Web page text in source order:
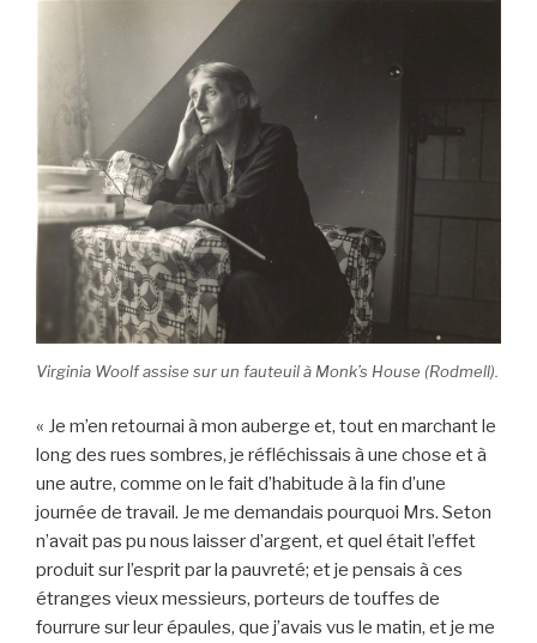
k
Virginia Woolf assise sur un fauteuil à Monk’s House (Rodmell).
« Je m’en retournai à mon auberge et, tout en marchant le
long des rues sombres, je réfléchissais à une chose et à
une autre, comme on le fait d’habitude à la fin d’une
journée de travail. Je me demandais pourquoi Mrs. Seton
n’avait pas pu nous laisser d’argent, et quel était l’effet
produit sur l’esprit par la pauvreté; et je pensais à ces
étranges vieux messieurs, porteurs de touffes de
fourrure sur leur épaules, que j’avais vus le matin, et je me